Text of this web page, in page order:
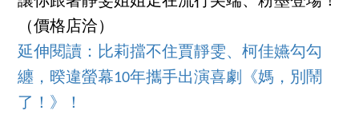
（價格店洽）
延伸閱讀： 比莉擋不住賈靜雯、柯佳嬿勾勾
纏，暌違螢幕10年攜手出演喜劇《媽，別鬧
了！》！